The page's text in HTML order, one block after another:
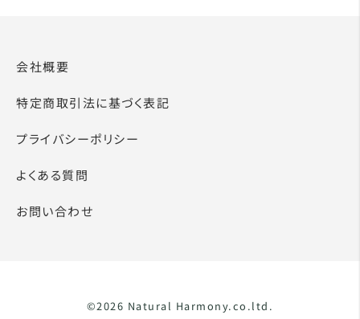
会社概要
特定商取引法に基づく表記
プライバシーポリシー
よくある質問
お問い合わせ
©2026 Natural Harmony.co.ltd.